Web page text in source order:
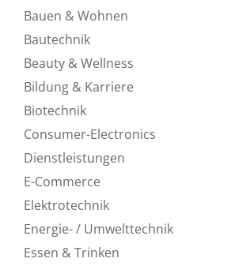
Bauen & Wohnen
Bautechnik
Beauty & Wellness
Bildung & Karriere
Biotechnik
Consumer-Electronics
Dienstleistungen
E-Commerce
Elektrotechnik
Energie- / Umwelttechnik
Essen & Trinken